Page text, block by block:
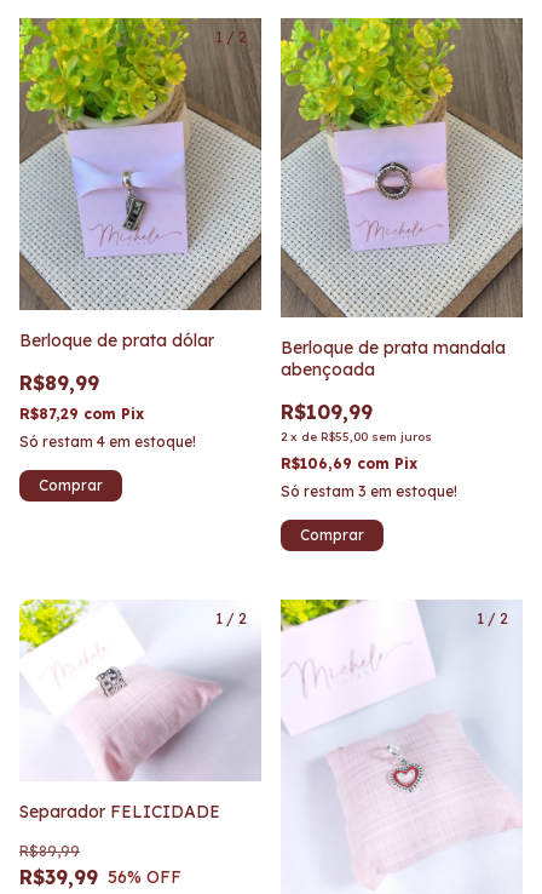
1 / 2
Berloque de prata dólar
R$89,99
R$87,29 com Pix
Só restam 4 em estoque!
Berloque de prata mandala
abençoada
R$109,99
2 x de R$55,00 sem juros
R$106,69 com Pix
Só restam 3 em estoque!
1 / 2
Separador FELICIDADE
R$39,99
R$89,99
56% OFF
1 / 2